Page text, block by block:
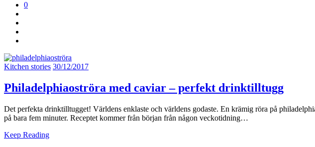
0
Kitchen stories 30/12/2017
Philadelphiaoströra med caviar – perfekt drinktilltugg
Det perfekta drinktilltugget! Världens enklaste och världens godaste. En krämig röra på
på bara fem minuter. Receptet kommer från början från någon veckotidning…
Keep Reading